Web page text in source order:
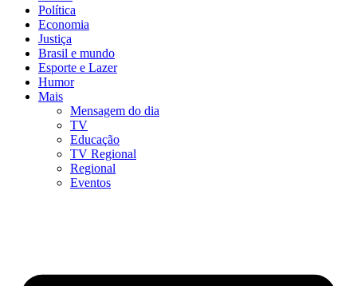
Política
Economia
Justiça
Brasil e mundo
Esporte e Lazer
Humor
Mais
Mensagem do dia
TV
Educação
TV Regional
Regional
Eventos